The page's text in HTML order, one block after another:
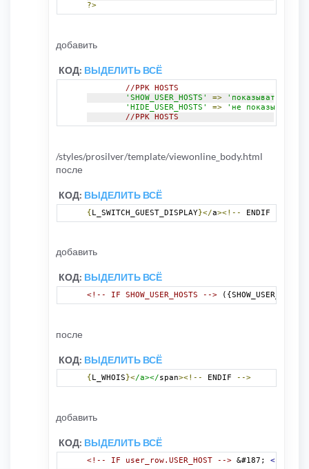
?>
добавить
КОД: ВЫДЕЛИТЬ ВСЁ
//PPK HOSTS
'SHOW_USER_HOSTS'
=>
'показывать
'HIDE_USER_HOSTS'
=>
'не показывать
//PPK HOSTS
/styles/prosilver/template/viewonline_body.html
после
КОД: ВЫДЕЛИТЬ ВСЁ
{L_SWITCH_GUEST_DISPLAY}</a><!-- ENDIF
добавить
КОД: ВЫДЕЛИТЬ ВСЁ
<!-- IF SHOW_USER_HOSTS -->
после
КОД: ВЫДЕЛИТЬ ВСЁ
{ L_WHOIS }</a></span><!-- ENDIF -->
добавить
КОД: ВЫДЕЛИТЬ ВСЁ
<!-- IF user_row.USER_HOST --> &#187; <b>